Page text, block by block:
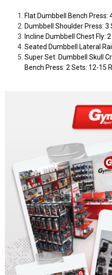
Flat Dumbbell Bench Press:
Dumbbell Shoulder Press: 3
Incline Dumbbell Chest Fly:
Seated Dumbbell Lateral
Super Set: Dumbbell Skull
Bench Press: 2 Sets: 12-15